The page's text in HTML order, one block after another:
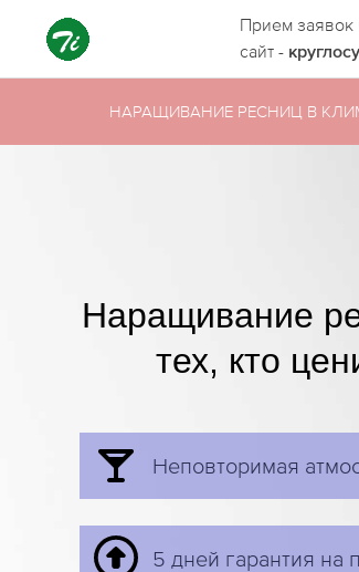
Прием заявок
сайт -
НАРАЩИВАНИЕ РЕСНИЦ В
Наращивание
тех, кто
Неповторимая
5 дней гарантия на